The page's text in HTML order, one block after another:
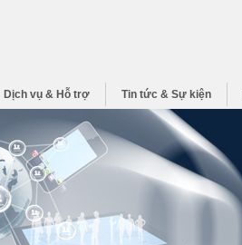
Dịch vụ & Hỗ trợ Tin tức & Sự kiện